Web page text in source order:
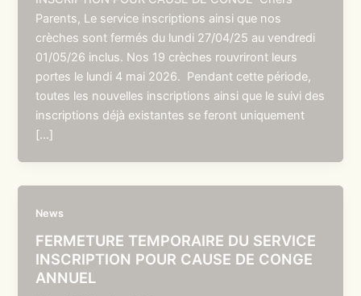
Parents, Le service inscriptions ainsi que nos
crèches sont fermés du lundi 27/04/25 au vendredi
01/05/26 inclus. Nos 19 crèches rouvriront leurs
portes le lundi 4 mai 2026. Pendant cette période,
toutes les nouvelles inscriptions ainsi que le suivi des
inscriptions déjà existantes se feront uniquement
[…]
News
FERMETURE TEMPORAIRE DU SERVICE
INSCRIPTION POUR CAUSE DE CONGE
ANNUEL